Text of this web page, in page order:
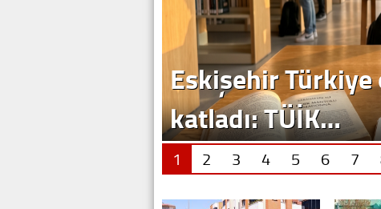
Eskişehir Türkiye
katladı: TÜİK…
1 2 3 4 5 6 7